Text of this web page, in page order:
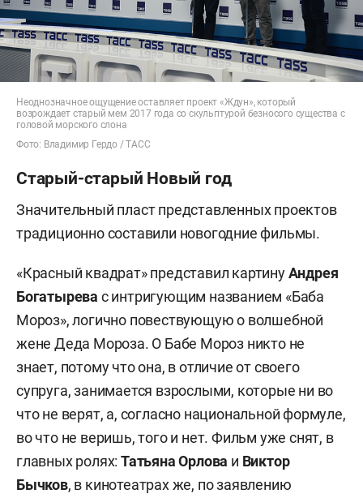
Неоднозначное ощущение оставляет проект «Ждун», который
возрождает старый мем 2017 года со скульптурой безносого существа с
головой морского слона
Фото: Владимир Гердо / ТАСС
Старый-старый Новый год
Значительный пласт представленных проектов
традиционно составили новогодние фильмы.
«Красный квадрат» представил картинуАндрея
Богатырева с интригующим названием «Баба
Мороз», логично повествующую о волшебной
жене Деда Мороза. О Бабе Мороз никто не
знает, потому что она, в отличие от своего
супруга, занимается взрослыми, которые ни во
что не верят, а, согласно национальной формуле,
во что не веришь, того и нет. Фильм уже снят, в
главных ролях:Татьяна Орлова и Виктор
Бычков, в кинотеатрах же, по заявлению